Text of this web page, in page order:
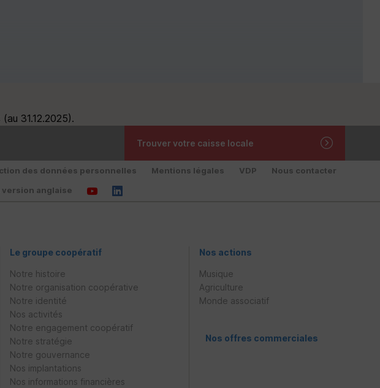
31.12.2025).
Trouver votre caisse locale
des données personnelles Mentions légales VDP
Nous contacter
version anglaise
Le groupe coopératif
Notre histoire
Notre organisation coopérative
Notre identité
Nos activités
Notre engagement coopératif
Notre stratégie
Notre gouvernance
Nos implantations
Nos informations financières
Nos actions
Musique
Agriculture
Monde associatif
Nos offres commerciales